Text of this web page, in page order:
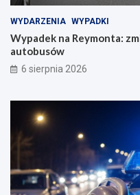
WYDARZENIA WYPADKI
Wypadek na Reymonta:
autobusów
6 sierpnia 2026